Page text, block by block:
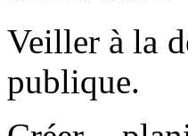
Veiller à la
publique.